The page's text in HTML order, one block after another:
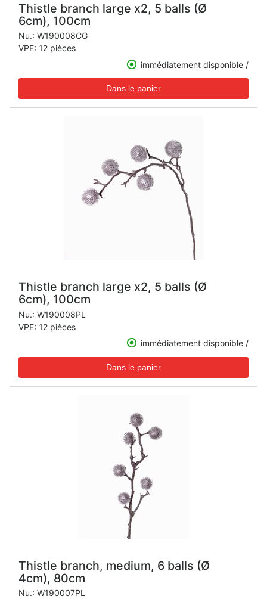
Thistle branch large x2, 5 balls (Ø
6cm), 100cm
Nu.: W190008CG
VPE: 12 pièces
immédiatement disponible /
Thistle branch large x2, 5 balls (Ø
6cm), 100cm
Nu.: W190008PL
VPE: 12 pièces
immédiatement disponible /
Thistle branch, medium, 6 balls (Ø
4cm), 80cm
Nu.: W190007PL